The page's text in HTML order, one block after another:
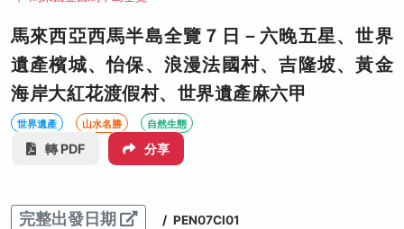
馬來西亞西馬半島全覽７日－六晚五星、世界
遺產檳城、怡保、浪漫法國村、吉隆坡、黃金
海岸大紅花渡假村、世界遺產麻六甲
世界遺產 山水名勝 自然生態
轉 PDF 分享
完整出發日期 / PEN07CI01